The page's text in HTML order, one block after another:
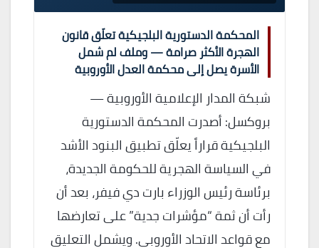
المحكمة الدستورية البلجيكية تعلّق قانون
الهجرة الأكثر صرامة — وملف لم شمل
الأسرة يصل إلى محكمة العدل الأوروبية
شبكة المدار الإعلامية الأوروبية —
بروكسل: أصدرت المحكمة الدستورية
البلجيكية قراراً يعلّق تطبيق البنود الأشد
في السياسة الهجرية للحكومة الجديدة،
برئاسة رئيس الوزراء بارت دي فيفر، بعد أن
رأت أن ثمة “مؤشرات جدية” على تعارضها
مع قواعد الاتحاد الأوروبي. ويشمل التعليق